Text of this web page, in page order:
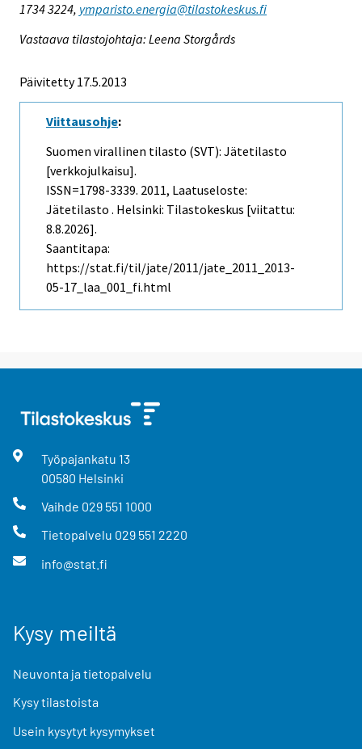
1734 3224, ymparisto.energia@tilastokeskus.fi
Vastaava tilastojohtaja: Leena Storgårds
Päivitetty 17.5.2013
Viittausohje:
Suomen virallinen tilasto (SVT): Jätetilasto
[verkkojulkaisu].
ISSN=1798-3339. 2011, Laatuseloste:
Jätetilasto . Helsinki: Tilastokeskus [viitattu:
8.8.2026].
Saantitapa:
https://stat.fi/til/jate/2011/jate_2011_2013-
05-17_laa_001_fi.html
Työpajankatu 13
00580 Helsinki
Vaihde 029 551 1000
Tietopalvelu 029 551 2220
info@stat.fi
Kysy meiltä
Neuvonta ja tietopalvelu
Kysy tilastoista
Usein kysytyt kysymykset